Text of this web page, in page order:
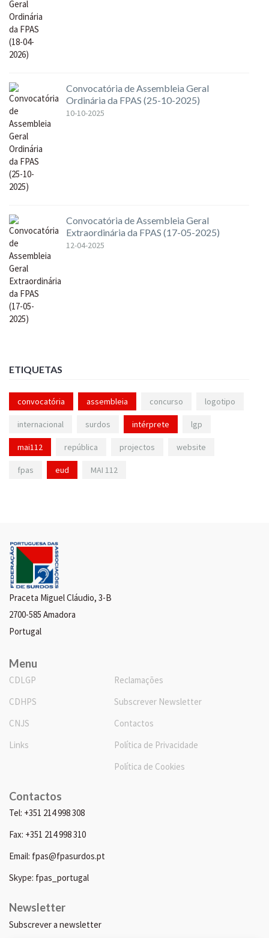
Convocatória de Assembleia Geral
Ordinária da FPAS (25-10-2025)
10-10-2025
Convocatória de Assembleia Geral
Extraordinária da FPAS (17-05-2025)
12-04-2025
ETIQUETAS
convocatória assembleia concurso logotipo
internacional surdos intérprete lgp
mai112 república projectos website
fpas eud MAI 112
Praceta Miguel Cláudio, 3-B
2700-585 Amadora
Portugal
Menu
CDLGP
CDHPS
CNJS
Links
Reclamações
Subscrever Newsletter
Contactos
Política de Privacidade
Política de Cookies
Contactos
Tel: +351 214 998 308
Fax: +351 214 998 310
Email: fpas@fpasurdos.pt
Skype: fpas_portugal
Newsletter
Subscrever a newsletter